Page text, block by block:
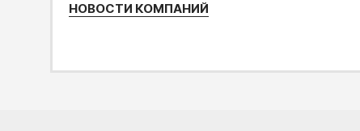
НОВОСТИ КОМПАНИЙ